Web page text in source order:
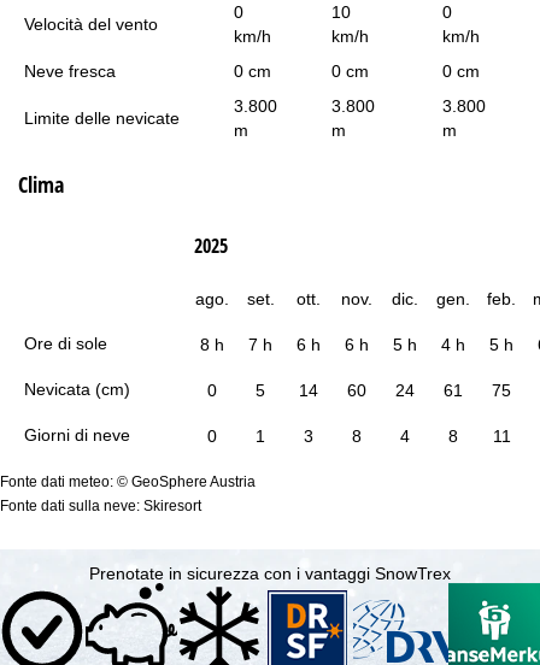
Velocità del vento
0
km/h
10
km/h
0
km/h
Neve fresca
0 cm 0 cm 0 cm
Limite delle nevicate
3.800
m
3.800
m
3.800
m
Clima
Ore di sole
Nevicata (cm)
Giorni di neve
2025
ago. set. ott. nov. dic. gen. feb.
8 h 7 h 6 h 6 h 5 h 4 h 5 h
0 5 14 60 24 61 75
0 1 3 8 4 8 11
Fonte dati meteo: © GeoSphere Austria
Fonte dati sulla neve: Skiresort
Prenotate in sicurezza con i vantaggi SnowTrex